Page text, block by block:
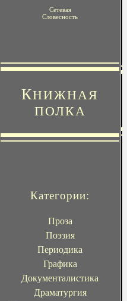
Сетевая
Словесность
КНИЖНАЯ
ПОЛКА
Категории:
Проза
Поэзия
Периодика
Графика
Документалистика
Драматургия